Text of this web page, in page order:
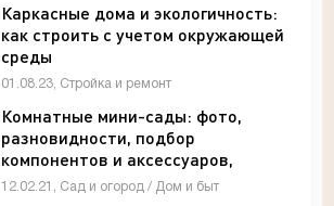
Каркасные дома и экологичность:
как строить с учетом окружающей
среды
01.08.23, Стройка и ремонт
Комнатные мини-сады: фото,
разновидности, подбор
компонентов и аксессуаров,
мини-сады дзен. - «Дом и быт»
12.02.21, Сад и огород / Дом и быт